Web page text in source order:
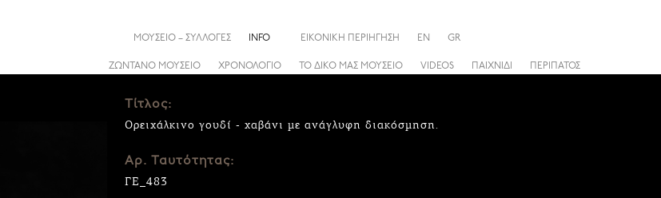
ΖΩΝΤΑΝΟ ΜΟΥΣΕΙΟ ΧΡΟΝΟΛΟΓΙΟ ΤΟ ΔΙΚΟ ΜΑΣ ΜΟΥΣΕΙΟ VIDEOS ΠΑΙΧΝΙΔΙ ΠΕΡΙΠΑΤΟΣ
ΜΟΥΣΕΙΟ – ΣΥΛΛΟΓΕΣ INFO ΕΙΚΟΝΙΚΗ ΠΕΡΙΗΓΗΣΗ EN GR
Τίτλος:
Ορειχάλκινο γουδί - χαβάνι με ανάγλυφη διακόσμηση.
Αρ. Ταυτότητας:
ΓΕ_483